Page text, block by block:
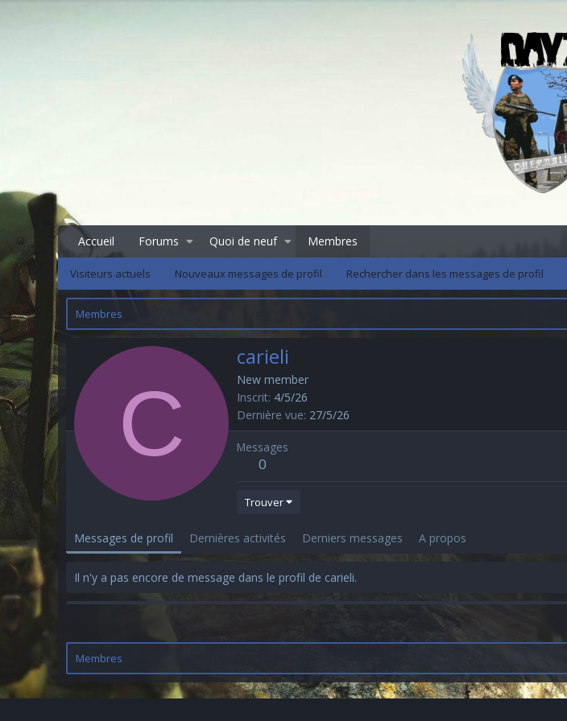
Accueil Forums Quoi de neuf Membres
Visiteurs actuels Nouveaux messages de profil Rechercher dans les messages de profil
Membres
C
carieli
New member
Inscrit 4/5/26
Dernière vue 27/5/26
Messages
0
Trouver
Messages de profil Dernières activités Derniers messages A propos
Il n'y a pas encore de message dans le profil de carieli.
Membres